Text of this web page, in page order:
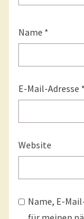
Name *
E-Mail-Adresse *
Website
Name, E-